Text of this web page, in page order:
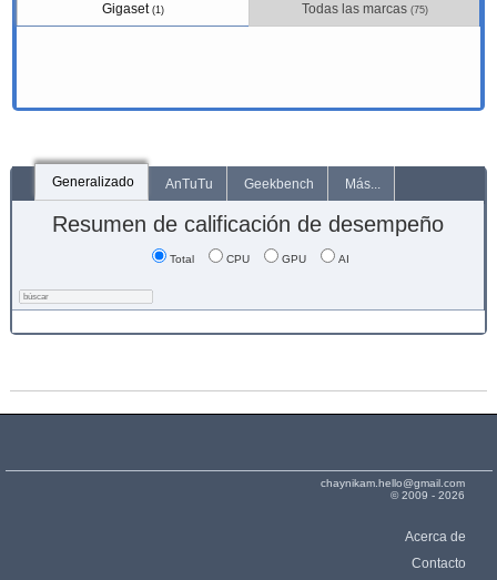
Gigaset(1) Todas las marcas (75)
Generalizado AnTuTu Geekbench Más...
Resumen de calificación de desempeño
Total CPU GPU AI
chaynikam.hello@gmail.com
© 2009 - 2026
Acerca de
Contacto